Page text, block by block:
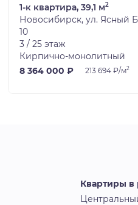
1-к квартира, 39,1 м2
Новосибирск, ул. Ясный
10
3 / 25 этаж
Кирпично-монолитный
8 364 000 ₽
213 694 ₽/м2
Квартиры в